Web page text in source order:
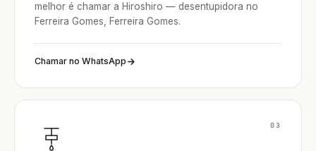
melhor é chamar a Hiroshiro — desentupidora no
Ferreira Gomes, Ferreira Gomes.
Chamar no WhatsApp
03